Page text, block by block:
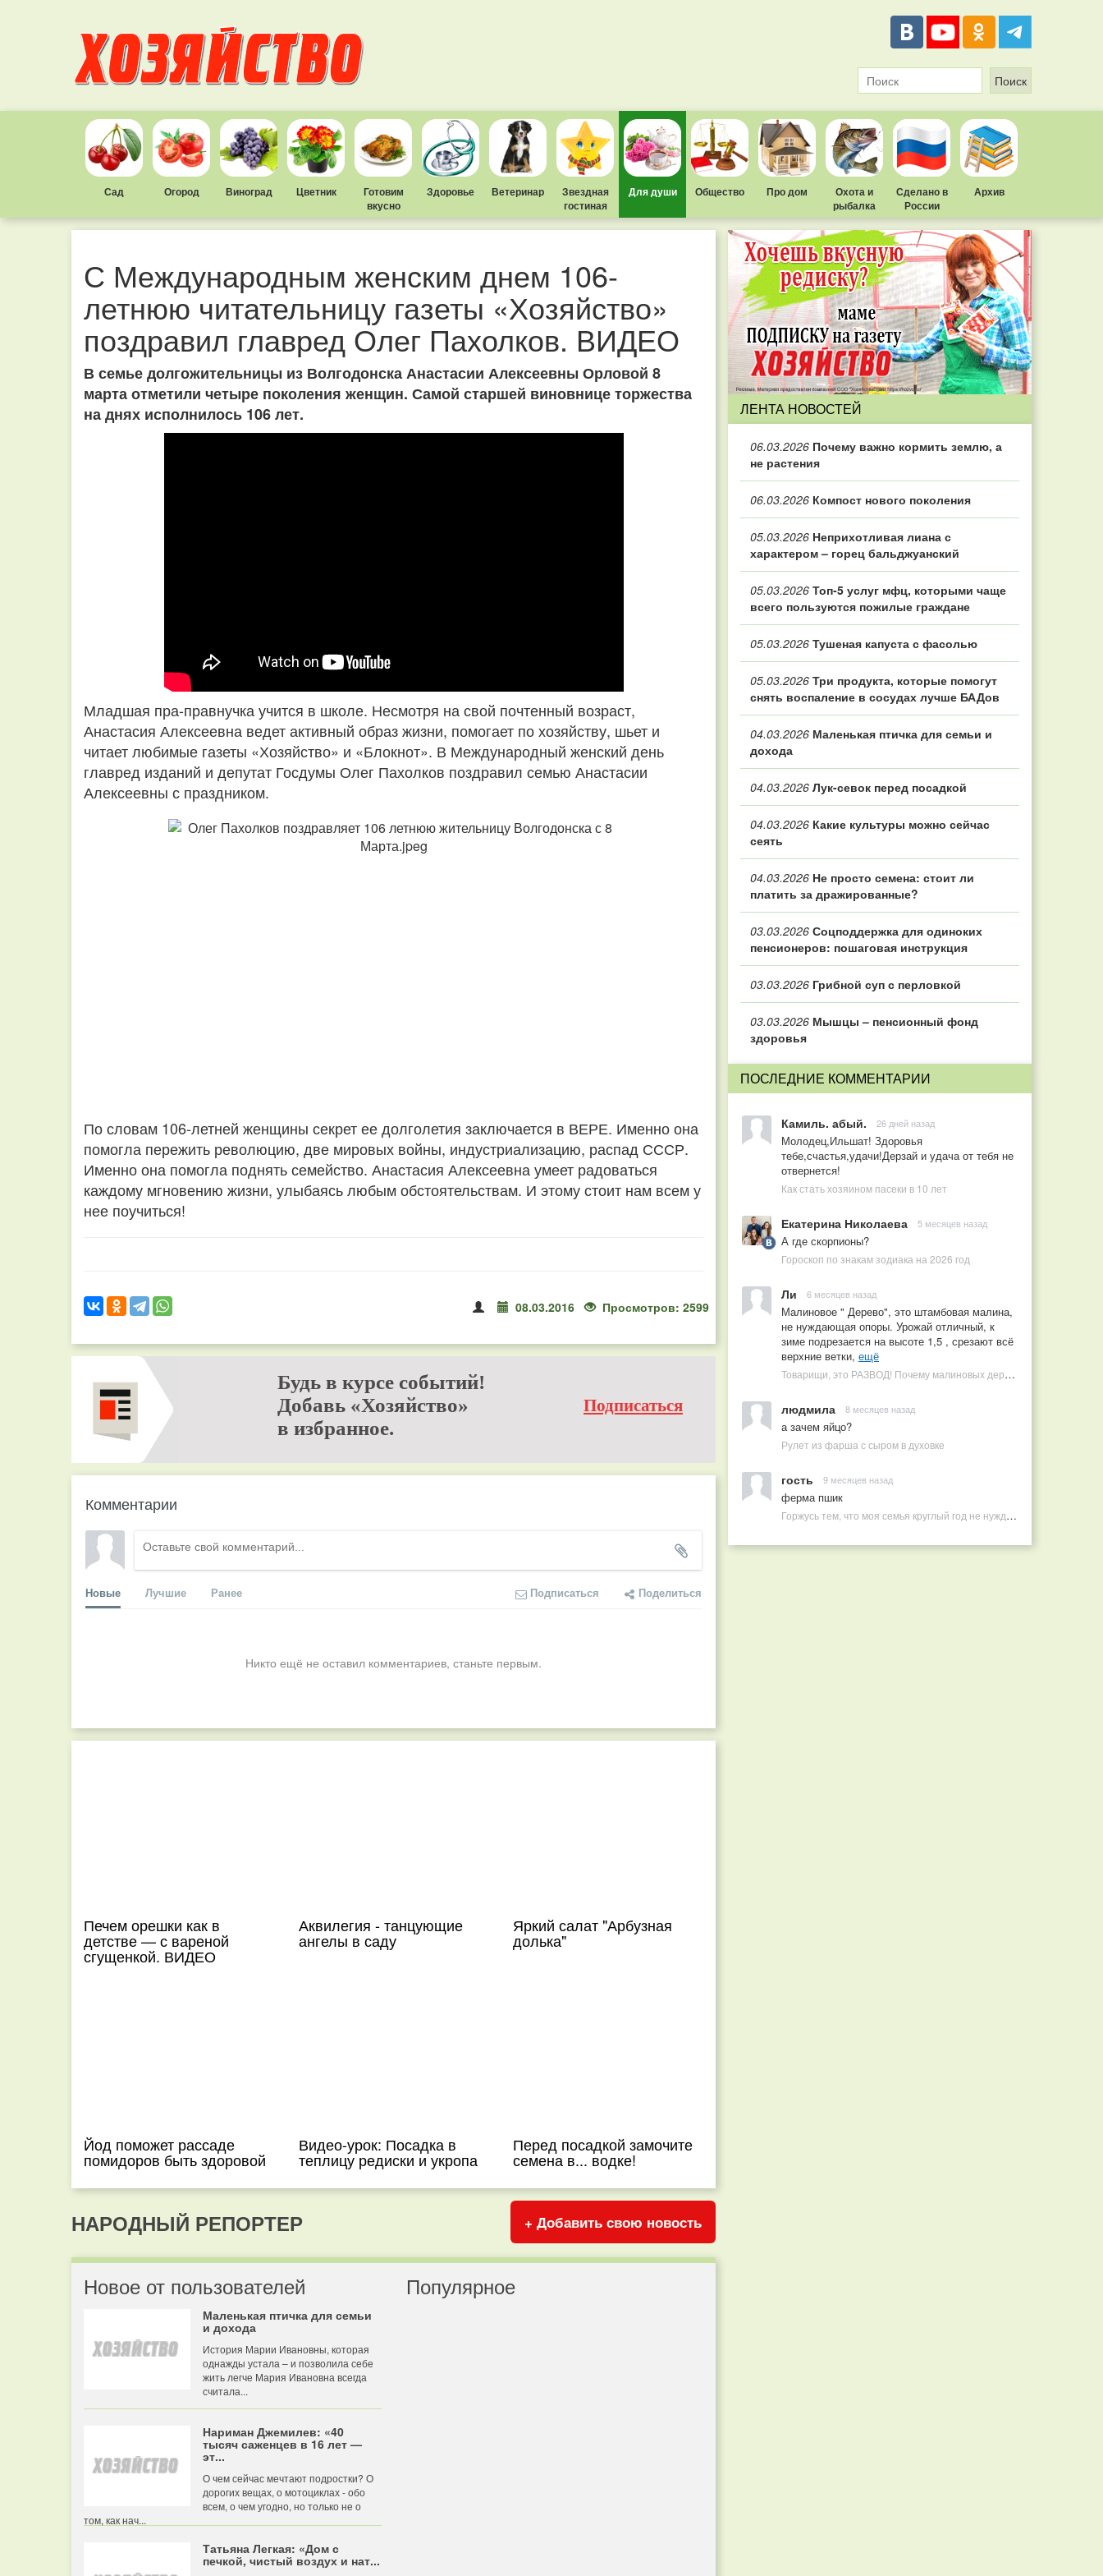
Сад Огород Виноград Цветник
Готовим
вкусно
Здоровье Ветеринар
Звездная
гостиная
Для души Общество Про дом
Охота и
рыбалка
Сделано в
России
Архив
С Международным женским днем 106-
летнюю читательницу газеты «Хозяйство»
поздравил главред Олег Пахолков. ВИДЕО
В семье долгожительницы из Волгодонска Анастасии Алексеевны Орловой 8
марта отметили четыре поколения женщин. Самой старшей виновнице торжества
на днях исполнилось 106 лет.
Младшая пра-правнучка учится в школе. Несмотря на свой почтенный возраст,
Анастасия Алексеевна ведет активный образ жизни, помогает по хозяйству, шьет и
читает любимые газеты «Хозяйство» и «Блокнот». В Международный женский день
главред изданий и депутат Госдумы Олег Пахолков поздравил семью Анастасии
Алексеевны с праздником.
По словам 106-летней женщины секрет ее долголетия заключается в ВЕРЕ. Именно она
помогла пережить революцию, две мировых войны, индустриализацию, распад СССР.
Именно она помогла поднять семейство. Анастасия Алексеевна умеет радоваться
каждому мгновению жизни, улыбаясь любым обстоятельствам. И этому стоит нам всем у
нее поучиться!
08.03.2016 Просмотров: 2599
Будь в курсе событий!
Добавь «Хозяйство»
в избранное.
Подписаться
Комментарии
Новые Лучшие Ранее Подписаться Поделиться
Никто ещё не оставил комментариев, станьте первым.
Печем орешки как в
детстве — с вареной
сгущенкой. ВИДЕО
Аквилегия - танцующие
ангелы в саду
Яркий салат "Арбузная
долька"
Йод поможет рассаде
помидоров быть здоровой
Видео-урок: Посадка в
теплицу редиски и укропа
Перед посадкой замочите
семена в... водке!
НАРОДНЫЙ РЕПОРТЕР + Добавить свою новость
Новое от пользователей
Маленькая птичка для семьи
и дохода
История Марии Ивановны, которая
однажды устала – и позволила себе
жить легче Мария Ивановна всегда
считала...
Нариман Джемилев: «40
тысяч саженцев в 16 лет —
эт...
О чем сейчас мечтают подростки? О
дорогих вещах, о мотоциклах - обо
всем, о чем угодно, но только не о
том, как нач...
Татьяна Легкая: «Дом с
печкой, чистый воздух и нат...
Популярное
ЛЕНТА НОВОСТЕЙ
06.03.2026 Почему важно кормить землю, а
не растения
06.03.2026 Компост нового поколения
05.03.2026 Неприхотливая лиана с
характером – горец бальджуанский
05.03.2026 Топ‑5 услуг мфц, которыми чаще
всего пользуются пожилые граждане
05.03.2026 Тушеная капуста с фасолью
05.03.2026 Три продукта, которые помогут
снять воспаление в сосудах лучше БАДов
04.03.2026 Маленькая птичка для семьи и
дохода
04.03.2026 Лук-севок перед посадкой
04.03.2026 Какие культуры можно сейчас
сеять
04.03.2026 Не просто семена: стоит ли
платить за дражированные?
03.03.2026 Соцподдержка для одиноких
пенсионеров: пошаговая инструкция
03.03.2026 Грибной суп с перловкой
03.03.2026 Мышцы – пенсионный фонд
здоровья
ПОСЛЕДНИЕ КОММЕНТАРИИ
Камиль. абый. 26 дней назад
Молодец,Ильшат! Здоровья
тебе,счастья,удачи!Дерзай и удача от тебя не
отвернется!
Как стать хозяином пасеки в 10 лет
Екатерина Николаева 5 месяцев назад
А где скорпионы?
Гороскоп по знакам зодиака на 2026 год
Ли 6 месяцев назад
Малиновое " Дерево", это штамбовая малина,
не нуждающая опоры. Урожай отличный, к
зиме подрезается на высоте 1,5 , срезают всё
верхние ветки, ещё
Товарищи, это РАЗВОД! Почему малиновых деревьев не бывает, или Как ушлые продавцы наживаются на мечтах садоводов
людмила 8 месяцев назад
а зачем яйцо?
Рулет из фарша с сыром в духовке
гость 9 месяцев назад
ферма пшик
Горжусь тем, что моя семья круглый год не нуждается в покупных витаминах